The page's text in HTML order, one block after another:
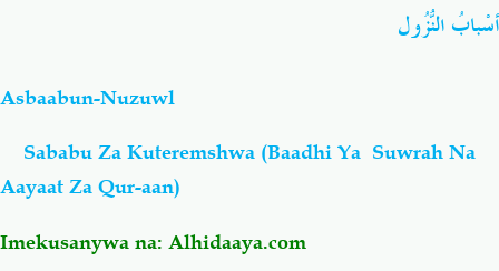
Fataawa Za Ulamaa
Akhlaaq-Aadaab Raqaaiq
أسْبابُ النُّزُول
Asbaabun-Nuzuwl
Sababu Za Kuteremshwa (Baadhi Ya Suwrah Na
Aayaat Za Qur-aan)
Imekusanywa na: Alhidaaya.com